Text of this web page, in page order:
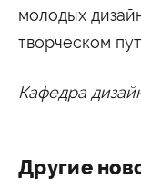
молодых
творческом
Кафедра
Другие